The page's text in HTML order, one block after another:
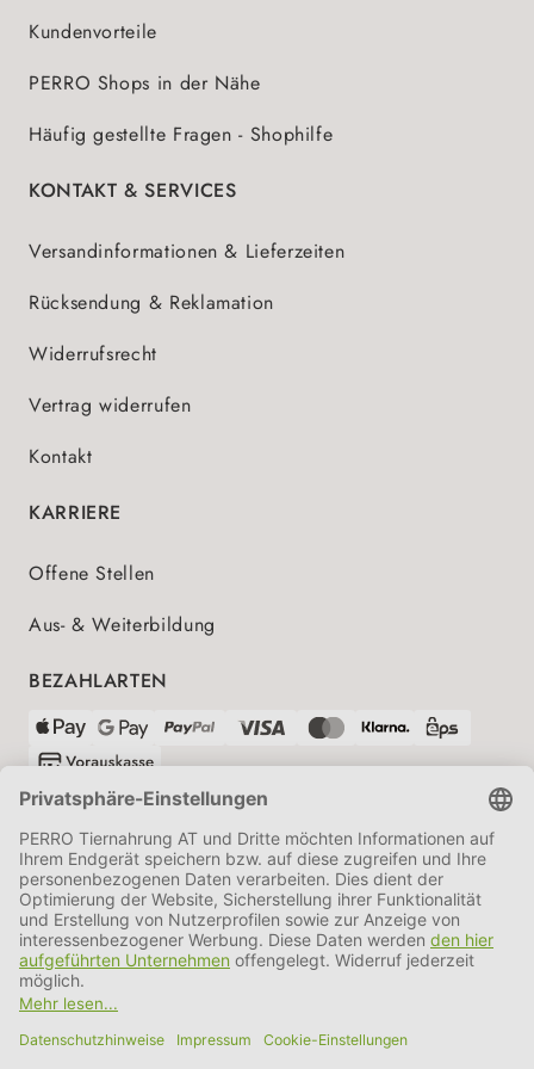
Kundenvorteile
PERRO Shops in der Nähe
Häufig gestellte Fragen - Shophilfe
KONTAKT & SERVICES
Versandinformationen & Lieferzeiten
Rücksendung & Reklamation
Widerrufsrecht
Vertrag widerrufen
Kontakt
KARRIERE
Offene Stellen
Aus- & Weiterbildung
BEZAHLARTEN
VERSANDPARTNER